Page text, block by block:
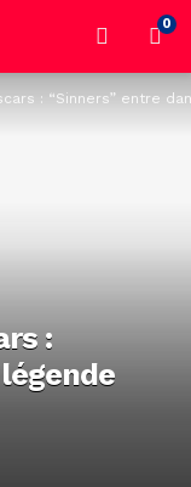
0
: “Sinners” entre
: